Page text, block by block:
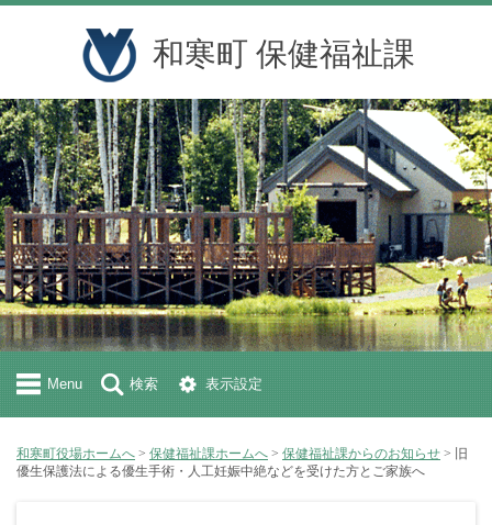
和寒町 保健福祉課
Menu 検索 表示設定
和寒町役場ホームへ > 保健福祉課ホームへ > 保健福祉課からのお知らせ > 旧
優生保護法による優生手術・人工妊娠中絶などを受けた方とご家族へ